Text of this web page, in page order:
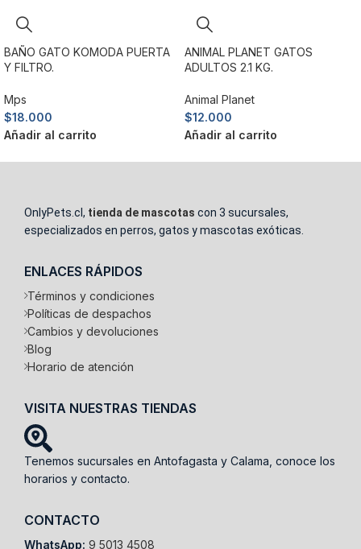
BAÑO GATO KOMODA PUERTA
Y FILTRO.
Mps
$18.000
Añadir al carrito
ANIMAL PLANET GATOS
ADULTOS 2.1 KG.
Animal Planet
$12.000
Añadir al carrito
OnlyPets.cl, tienda de mascotas con 3 sucursales,
especializados en perros, gatos y mascotas exóticas.
ENLACES RÁPIDOS
Términos y condiciones
Políticas de despachos
Cambios y devoluciones
Blog
Horario de atención
VISITA NUESTRAS TIENDAS
Tenemos sucursales en Antofagasta y Calama, conoce los
horarios y contacto.
CONTACTO
WhatsApp: 9 5013 4508